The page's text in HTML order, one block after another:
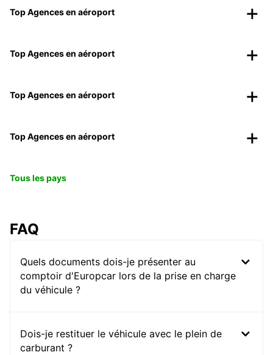
Top Agences en aéroport
Top Agences en aéroport
Top Agences en aéroport
Top Agences en aéroport
Tous les pays
FAQ
Quels documents dois-je présenter au
comptoir d'Europcar lors de la prise en charge
du véhicule ?
Dois-je restituer le véhicule avec le plein de
carburant ?